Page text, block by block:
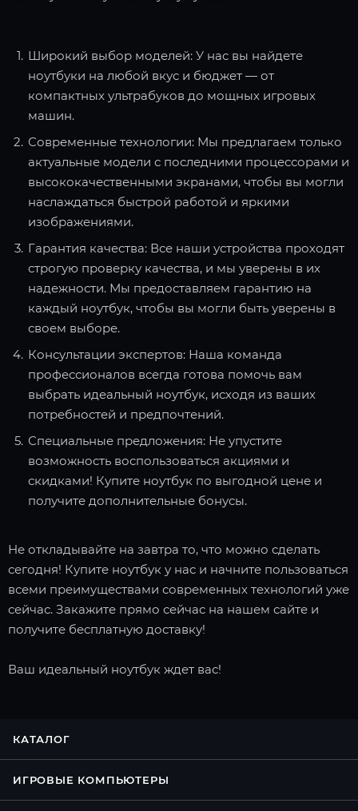
Широкий выбор моделей: У нас вы найдете
ноутбуки на любой вкус и бюджет — от
компактных ультрабуков до мощных игровых
машин.
Современные технологии: Мы предлагаем только
актуальные модели с последними процессорами и
высококачественными экранами, чтобы вы могли
наслаждаться быстрой работой и яркими
изображениями.
Гарантия качества: Все наши устройства проходят
строгую проверку качества, и мы уверены в их
надежности. Мы предоставляем гарантию на
каждый ноутбук, чтобы вы могли быть уверены в
своем выборе.
Консультации экспертов: Наша команда
профессионалов всегда готова помочь вам
выбрать идеальный ноутбук, исходя из ваших
потребностей и предпочтений.
Специальные предложения: Не упустите
возможность воспользоваться акциями и
скидками! Купите ноутбук по выгодной цене и
получите дополнительные бонусы.
Не откладывайте на завтра то, что можно сделать
сегодня! Купите ноутбук у нас и начните пользоваться
всеми преимуществами современных технологий уже
сейчас. Закажите прямо сейчас на нашем сайте и
получите бесплатную доставку!
Ваш идеальный ноутбук ждет вас!
КАТАЛОГ
ИГРОВЫЕ КОМПЬЮТЕРЫ